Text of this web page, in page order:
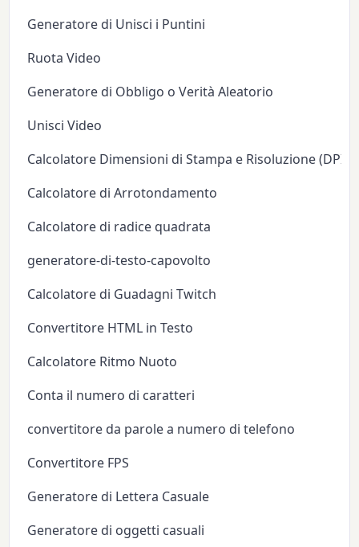
Generatore di Unisci i Puntini
Ruota Video
Generatore di Obbligo o Verità Aleatorio
Unisci Video
Calcolatore Dimensioni di Stampa e Risoluzione (DPI/
Calcolatore di Arrotondamento
Calcolatore di radice quadrata
generatore-di-testo-capovolto
Calcolatore di Guadagni Twitch
Convertitore HTML in Testo
Calcolatore Ritmo Nuoto
Conta il numero di caratteri
convertitore da parole a numero di telefono
Convertitore FPS
Generatore di Lettera Casuale
Generatore di oggetti casuali